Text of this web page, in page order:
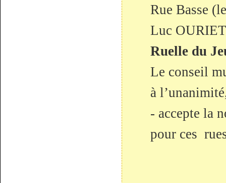
Rue Basse
Luc
Ruelle du
Le conseil
à
- accepte la
pour ces